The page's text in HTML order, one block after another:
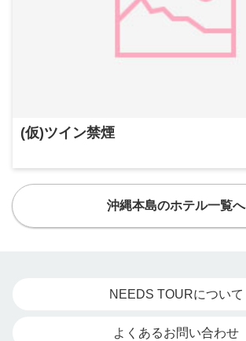
(仮)ツイン禁煙
沖縄本島のホテル一覧へ
NEEDS TOURについて
よくあるお問い合わせ